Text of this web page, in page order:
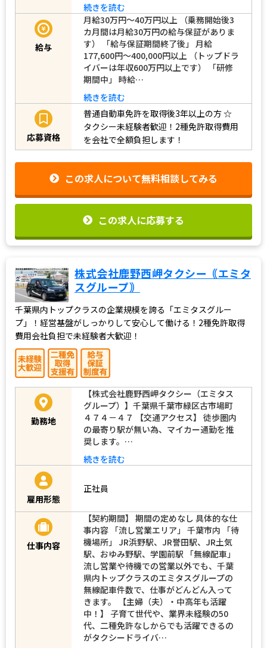
続きを読む
給与
月給30万円～40万円以上 （乗務開始後3
カ月間は月給30万円の給与保証がありま
す） 「給与保証期間終了後」 月給
177,600円～400,000円以上 （トップドラ
イバーは年収600万円以上です） 「研修
期間中」 時給…
続きを読む
応募資格
普通自動車免許を取得後3年以上の方☆
タクシー未経験者歓迎！2種免許取得費用
を会社で全額負担します！
この求人について無料相談してみる
この求人に応募する
株式会社鹿野西岬タクシー｟エミタ
スグループ｠
千葉県内トップクラスの企業規模を誇る「エミタスグルー
プ」！経営基盤がしっかりして安心して働ける！2種免許取得
費用会社負担で未経験者大歓迎！
勤務地
【株式会社鹿野西岬タクシー（エミタス
グループ）】千葉県千葉市緑区古市場町
４７４－４７ 【交通アクセス】 徒歩圏内
の最寄り駅が無い為、マイカー通勤を推
奨します。…
続きを読む
雇用形態
正社員
仕事内容
【契約期間】 期間の定めなし 具体的な仕
事内容 「流し営業エリア」 千葉市内 「待
機場所」 JR浜野駅、JR誉田駅、JR土気
駅、おゆみ野駅、学園前駅 「無線配車」
流し営業や待機での営業以外でも、千葉
県内トップクラスのエミタスグループの
無線配車件数で、仕事がどんどん入って
きます。 【主婦（夫）・中高年も活躍
中！】 子育て世代や、業界未経験の50
代、二種免許なしからでも活躍できるの
がタクシードライバ…